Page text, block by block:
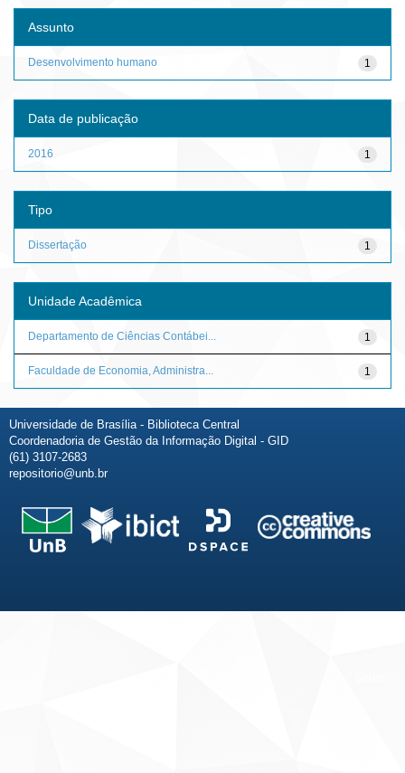
Assunto
1
Desenvolvimento humano
Data de publicação
1
2016
Tipo
1
Dissertação
Unidade Acadêmica
1
Departamento de Ciências Contábei...
1
Faculdade de Economia, Administra...
Universidade de Brasília - Biblioteca Central
Coordenadoria de Gestão da Informação Digital - GID
(61) 3107-2683
repositorio@unb.br